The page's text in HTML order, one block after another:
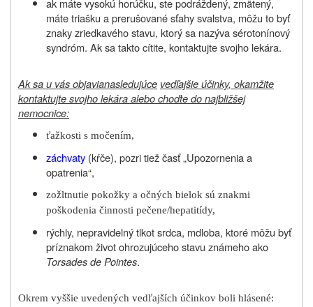
ak máte vysokú horúčku, ste podráždený, zmätený,
mátetriašku a prerušované sťahy svalstva, môžu to byť
znaky zriedkavého stavu, ktorý sa nazýva sérotonínový
syndróm. Ak sa takto cítite, kontaktujte svojho lekára.
Ak sa u vás objavianasledujúce vedľajšie účinky, okamžite
kontaktujte svojho lekára alebo choďte do najbližšej
nemocnice:
ťažkosti s močením,
záchvaty (kŕče), pozri tiež časť „Upozornenia a
opatrenia“,
zožltnutie pokožky a očných bielok sú znakmi
poškodenia činnosti pečene/hepatitídy,
rýchly, nepravidelný tlkot srdca, mdloba, ktoré môžu byť
príznakom život ohrozujúceho stavu známeho ako
Torsades de Pointes.
Okrem vyššie uvedených vedľajších účinkov boli hlásené: